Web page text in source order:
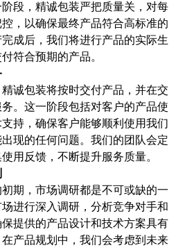
段，精诚包装严把质量关，对每
，以确保最终产品符合高标准的
成后，我们将进行产品的实际生
符合预期的产品。
诚包装将按时交付产品，并在交
。这一阶段包括对客户的产品使
持，确保客户能够顺利使用我们
现的任何问题。我们的团队会定
用反馈，不断提升服务质量。
期，市场调研都是不可或缺的一
进行深入调研，分析竞争对手和
提供的产品设计和技术方案具有
产品规划中，我们会考虑到未来